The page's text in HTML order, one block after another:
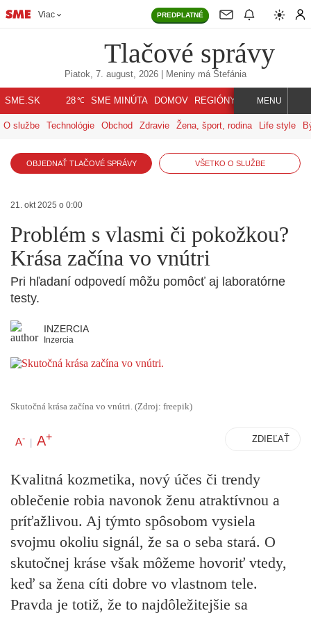
Viac PREDPLATNÉ
Tlačové správy
Piatok, 7. august, 2026 | Meniny má Štefánia
SME.SK 28℃ SME MINÚTA DOMOV REGIÓNY INDEX SVET
MENU
O službe Technológie Obchod Zdravie Žena, šport, rodina Life style
OBJEDNAŤ TLAČOVÉ SPRÁVY VŠETKO O SLUŽBE
21. okt 2025 o 0:00
Problém s vlasmi či pokožkou?
Krása začína vo vnútri
Pri hľadaní odpovedí môžu pomôcť aj laboratórne
testy.
INZERCIA
Inzercia
Skutočná krása začína vo vnútri. (Zdroj: freepik)
A- | A+ ZDIEĽAŤ
Kvalitná kozmetika, nový účes či trendy
oblečenie robia navonok ženu atraktívnou a
príťažlivou. Aj týmto spôsobom vysiela
svojmu okoliu signál, že sa o seba stará. O
skutočnej kráse však môžeme hovoriť vtedy,
keď sa žena cíti dobre vo vlastnom tele.
Pravda je totiž, že to najdôležitejšie sa